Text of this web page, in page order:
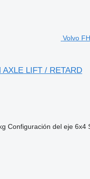
Volvo
LIFT / RETARD
Configuración del eje 6x4